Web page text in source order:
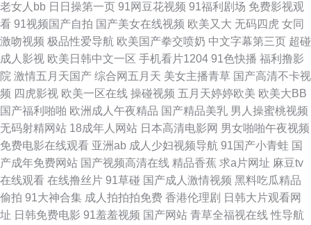
产黄色自拍网 最新超碰午夜网站 91海角jk友情链接 午夜福利在线导航 丁香8
月大香蕉 观看成人免费特级毛片aⅴ 中文麻豆天美传媒国产 日韩新片www 91
大片的免费观看 伪娘撸射每日大赛 91红杏网站 人人狠超碰 日韩电影院在线
看 成人av在线网站 91人人操在线观看 在线国产原创91 婷婷五月网址 台湾
网址导航大全 日韩三级五区 日本高清www 百姓导航 欧美a级片第一页 午夜
剧场999 91三级视频 伊人青青网 豆花免费网站 欧美日韩福利永久 日本国产
欧美在线 国产肛交91 欧美欧美日韩综合精品综合综合 草草网天堂 黄色看片
老女人bb 日日操第一页 91网豆花视频 91福利剧场 免费影视观
看 91视频国产自拍 国产美女在线视频 欧美又大 无码四虎 女同
激吻视频 极品性爱导航 欧美国产拳交喷奶 中文字幕第三页 超碰
成人影视 欧美日韩中文一区 手机看片1204 91色快播 福利撸影
院 激情五月天国产 综合网五月天 美女主播青草 国产高清不卡视
频 四虎影视 欧美一区在线 操碰视频 五月天婷婷欧美 欧美大BB
国产福利啪啪 欧洲成人午夜精品 国产精品美乳 男人操蜜桃视频
无码射精网站 18成年人网站 日本高清电影网 男女啪啪午夜视频
免费电影在线观看 亚洲ab 成人少妇视频导航 91国产小青蛙 国
产成年免费网站 国产视频高清在线 精品香蕉 求a片网址 麻豆tv
在线观看 在线撸丝片 91草碰 国产成人激情视频 黑料吃瓜精品
偷拍 91大神合集 成人拍拍拍免费 香港伦理剧 日韩大片观看网
址 日韩免费电影 91羞羞视频 国产网站 青草全福视在线 性导航